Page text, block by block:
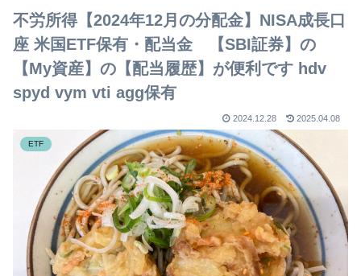
不労所得【2024年12月の分配金】NISA成長口
座 米国ETF保有・配当金 【SBI証券】の
【My資産】の【配当履歴】が便利です hdv
spyd vym vti agg保有
2024.12.28 2025.04.08
ETF